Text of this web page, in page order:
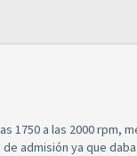
1750 a las 2000 rpm,
admisión ya que